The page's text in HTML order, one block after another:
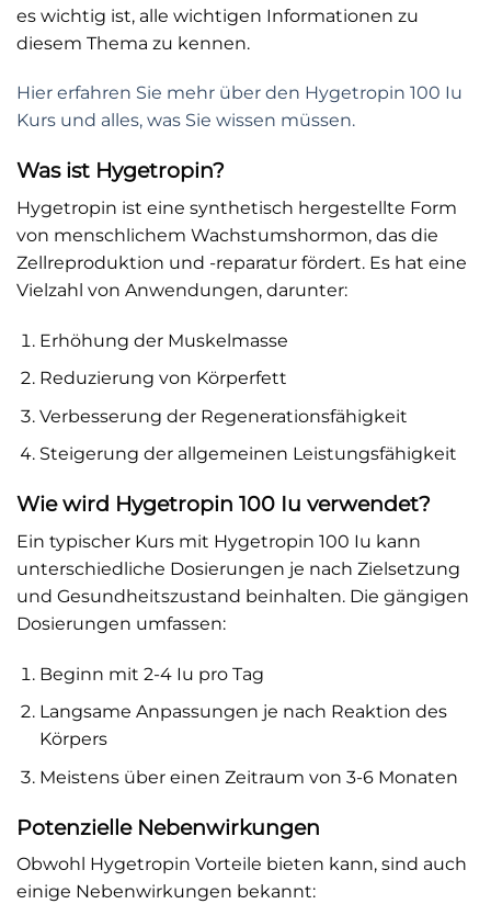
es wichtig ist, alle wichtigen Informationen zu
diesem Thema zu kennen.
Hier erfahren Sie mehr über den Hygetropin 100 Iu
Kurs und alles, was Sie wissen müssen.
Was ist Hygetropin?
Hygetropin ist eine synthetisch hergestellte Form
von menschlichem Wachstumshormon, das die
Zellreproduktion und -reparatur fördert. Es hat eine
Vielzahl von Anwendungen, darunter:
Erhöhung der Muskelmasse
Reduzierung von Körperfett
Verbesserung der Regenerationsfähigkeit
Steigerung der allgemeinen Leistungsfähigkeit
Wie wird Hygetropin 100 Iu verwendet?
Ein typischer Kurs mit Hygetropin 100 Iu kann
unterschiedliche Dosierungen je nach Zielsetzung
und Gesundheitszustand beinhalten. Die gängigen
Dosierungen umfassen:
Beginn mit 2-4 Iu pro Tag
Langsame Anpassungen je nach Reaktion des
Körpers
Meistens über einen Zeitraum von 3-6 Monaten
Potenzielle Nebenwirkungen
Obwohl Hygetropin Vorteile bieten kann, sind auch
einige Nebenwirkungen bekannt: